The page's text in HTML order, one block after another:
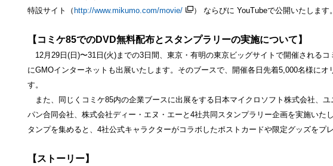
特設サイト（ http://www.mikumo.com/movie/ ） ならびに YouTubeで公開いたします。
【コミケ85でのDVD無料配布とスタンプラリーの実施について】
12月29日(日)〜31日(火)までの3日間、東京・有明の東京ビッグサイトで開催されるコ
にGMOインターネットも出展いたします。そのブースで、開催各日先着5,000名様にオ
す。
また、同じくコミケ85内の企業ブースに出展をする日本マイクロソフト株式会社、ユ
パン合同会社、株式会社ディー・エヌ・エーと4社共同スタンプラリー企画を実施いた
タンプを集めると、4社公式キャラクターがコラボしたポストカードや限定グッズをプ
【ストーリー】